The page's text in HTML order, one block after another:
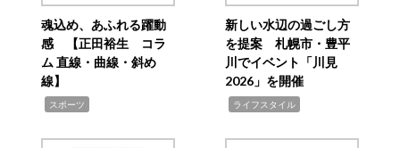
魂込め、あふれる躍動
感 【正田裕生 コラ
ム 直線・曲線・斜め
線】
スポーツ
新しい水辺の過ごし方
を提案 札幌市・豊平
川でイベント「川見
2026」を開催
ライフスタイル